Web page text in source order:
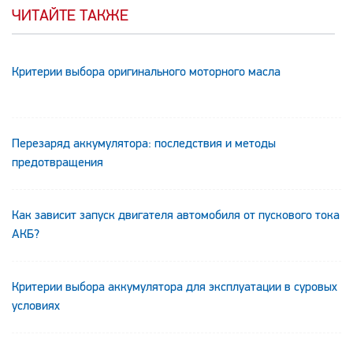
ЧИТАЙТЕ ТАКЖЕ
Критерии выбора оригинального моторного масла
Перезаряд аккумулятора: последствия и методы
предотвращения
Как зависит запуск двигателя автомобиля от пускового тока
АКБ?
Критерии выбора аккумулятора для эксплуатации в суровых
условиях